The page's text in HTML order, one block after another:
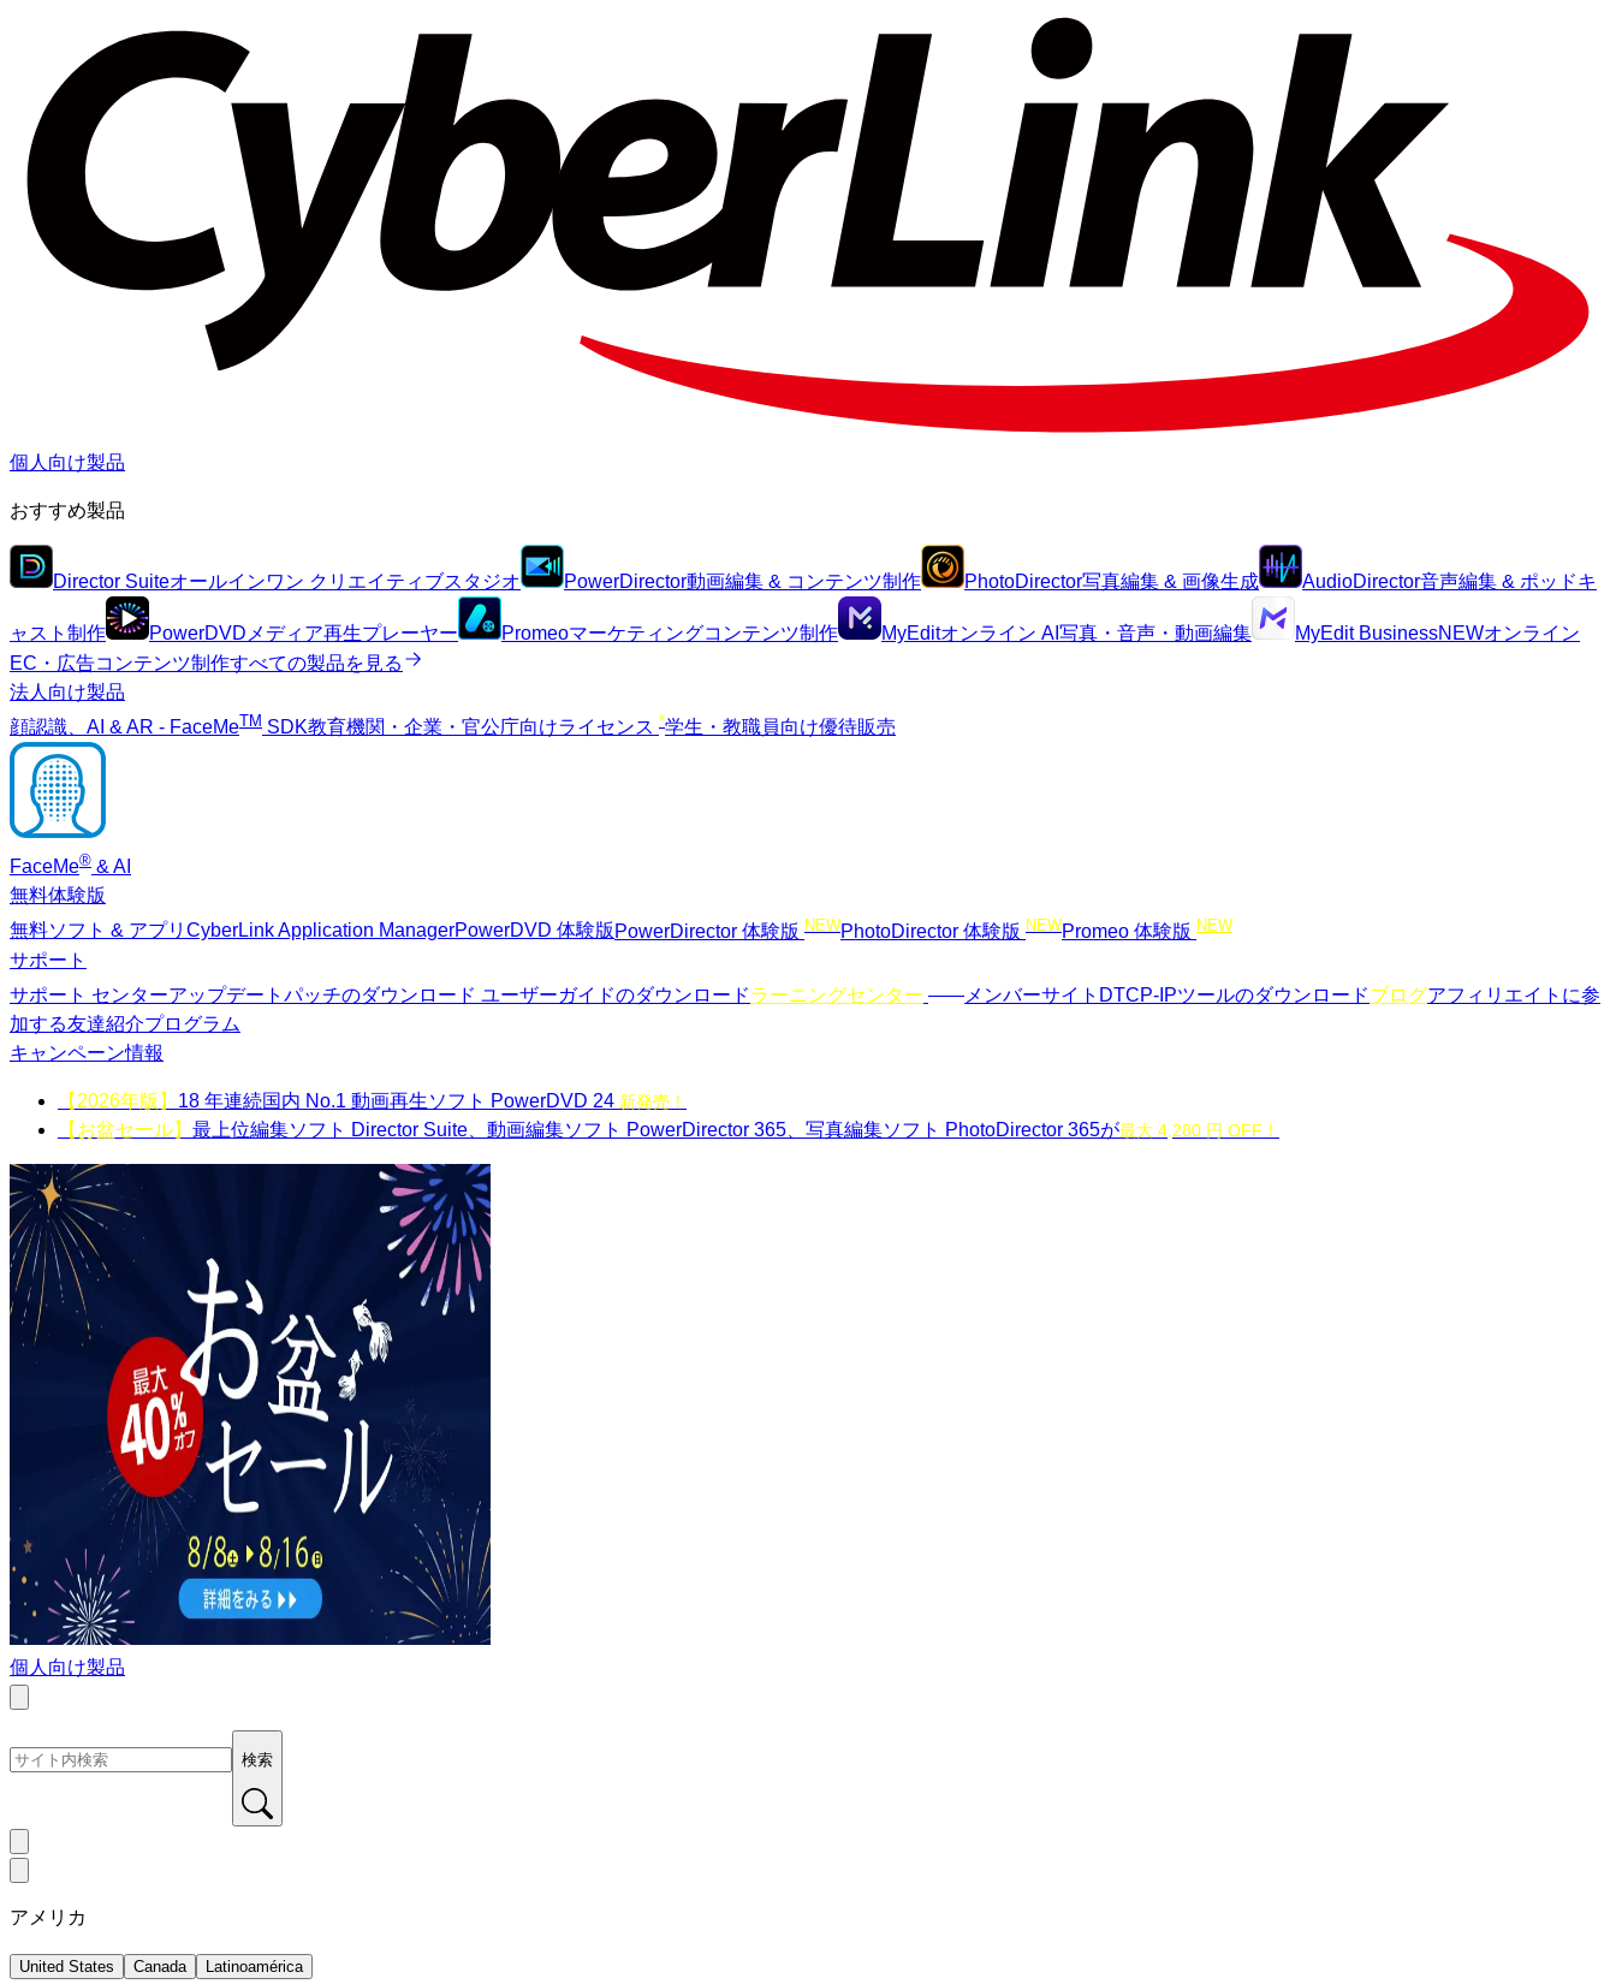
個人向け製品
おすすめ製品
Director Suiteオールインワン クリエイティブスタジオ PowerDirector動画編集 & コンテンツ制作 PhotoDirector写真編集 & 画像生成 AudioDirector音声編集 & ポッドキ
ャスト制作 PowerDVD メディア再生プレーヤー Promeoマーケティングコンテンツ制作 MyEditオンライン AI写真・音声・動画編集 MyEdit BusinessNEWオンライン
EC・広告コンテンツ制作すべての製品を見る
法人向け製品
顔認識、AI & AR - FaceMeTM SDK教育機関・企業・官公庁向けライセンス *学生・教職員向け優待販売
FaceMe® & AI
無料体験版
無料ソフト & アプリ CyberLink Application ManagerPowerDVD 体験版 PowerDirector 体験版 NEWPhotoDirector 体験版 NEWPromeo 体験版 NEW
サポート
サポート センターアップデートパッチのダウンロード ユーザーガイドのダウンロードラーニングセンター メンバーサイト DTCP-IPツールのダウンロードブログアフィリエイトに参
加する友達紹介プログラム
キャンペーン情報
【2026年版】 18 年連続国内 No.1 動画再生ソフト PowerDVD 24 新発売！
【お盆セール】 最上位編集ソフト Director Suite、動画編集ソフト PowerDirector 365、写真編集ソフト PhotoDirector 365が最大 4,280 円 OFF！
個人向け製品
検索
アメリカ
United States Canada Latinoamérica